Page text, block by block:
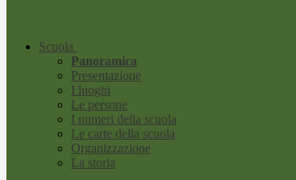
Scuola
Panoramica
Presentazione
I luoghi
Le persone
I numeri della scuola
Le carte della scuola
Organizzazione
La storia